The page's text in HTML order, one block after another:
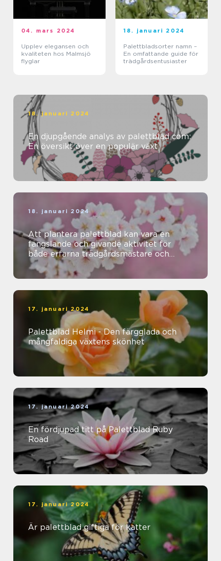
04. mars 2024
Upplev elegansen och
kvaliteten hos Malmsjö
flyglar
18. januari 2024
Palettbladsorter namn –
En omfattande guide för
trädgårdsentusiaster
18. januari 2024
En djupgående analys av palettblad com:
En översikt över en populär växt
18. januari 2024
Att plantera palettblad kan vara en
fängslande och givande aktivitet för
både erfarna trädgårdsmästare och
nybörjare
17. januari 2024
Palettblad Helmi - Den färgglada och
mångfaldiga växtens skönhet
17. januari 2024
En fördjupad titt på Palettblad Ruby
Road
17. januari 2024
Är palettblad giftiga för katter